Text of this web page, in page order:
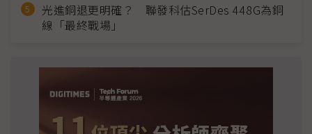
光進銅退更明確？ 聯發科估SerDes 448G為銅
線「最終戰場」